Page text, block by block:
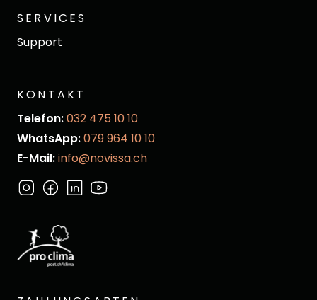
SERVICES
Support
KONTAKT
Telefon:032 475 10 10
WhatsApp:079 964 10 10
E-Mail:info@novissa.ch